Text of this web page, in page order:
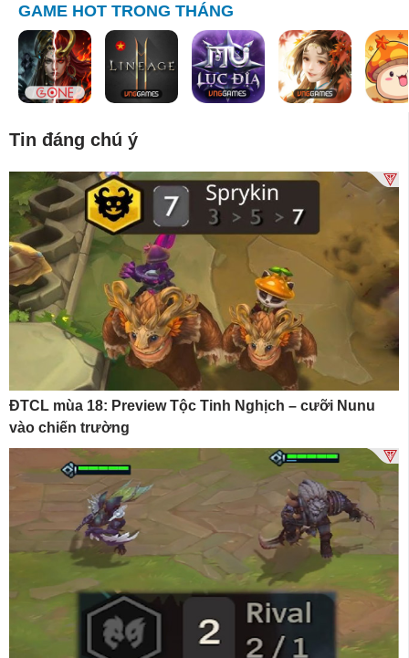
GAME HOT TRONG THÁNG
Tin đáng chú ý
ĐTCL mùa 18: Preview Tộc Tinh Nghịch – cưỡi Nunu
vào chiến trường